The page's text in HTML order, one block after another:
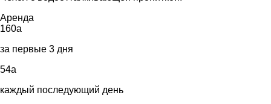
Аренда
160a
за первые 3 дня
54a
каждый последующий день